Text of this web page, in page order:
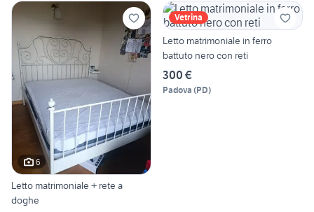
6
Letto matrimoniale + rete a
doghe
Vetrina
Letto matrimoniale in ferro
battuto nero con reti
300 €
Padova (PD)